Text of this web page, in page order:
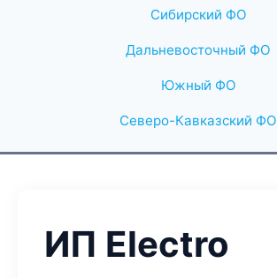
Сибирский ФО
Дальневосточный ФО
Южный ФО
Северо-Кавказский ФО
ИП Electro